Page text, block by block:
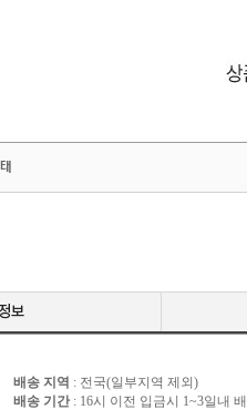
배송 지역 : 전국(일부지역 제외)
배송 기간 : 16시 이전 입금시 1~3일내